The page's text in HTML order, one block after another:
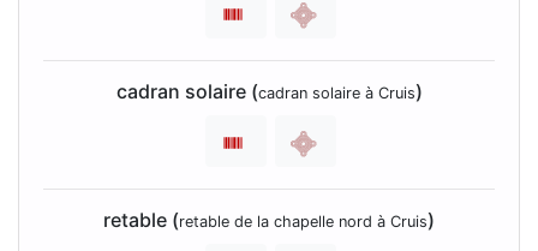
cadran solaire (cadran solaire à Cruis)
retable (retable de la chapelle nord à Cruis)